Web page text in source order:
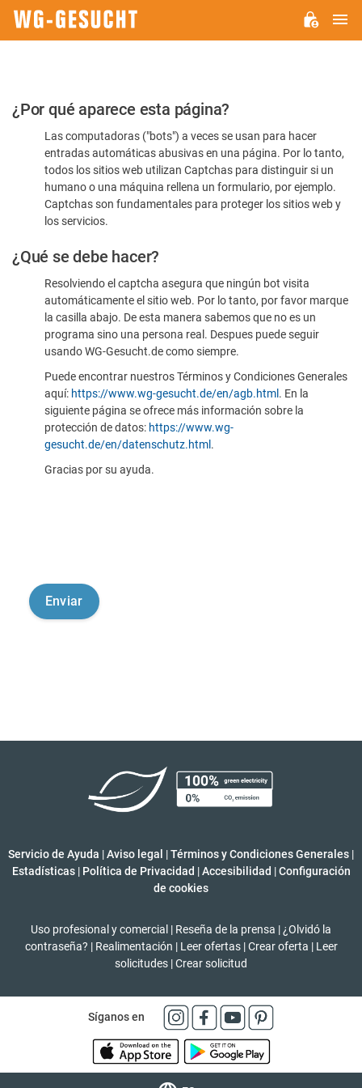
Por
favor,
confirme
humano
¿Por qué aparece esta página?
Las computadoras ("bots") a veces se usan para hacer
entradas automáticas abusivas en una página. Por lo tanto,
todos los sitios web utilizan Captchas para distinguir si un
humano o una máquina rellena un formulario, por ejemplo.
Captchas son fundamentales para proteger los sitios web y
los servicios.
¿Qué se debe hacer?
Resolviendo el captcha asegura que ningún bot visita
automáticamente el sitio web. Por lo tanto, por favor marque
la casilla abajo. De esta manera sabemos que no es un
programa sino una persona real. Despues puede seguir
usando WG-Gesucht.de como siempre.
Puede encontrar nuestros Términos y Condiciones Generales
aquí: https://www.wg-gesucht.de/en/agb.html . En la
siguiente página se ofrece más información sobre la
protección de datos: https://www.wg-
gesucht.de/en/datenschutz.html .
Gracias por su ayuda.
Servicio de Ayuda |Aviso legal |Términos y Condiciones Generales |
Estadísticas | Política de Privacidad | Accesibilidad | Configuración
de cookies
Uso profesional y comercial | Reseña de la prensa | ¿Olvidó la
contraseña? | Realimentación | Leer ofertas | Crear oferta | Leer
solicitudes |Crear solicitud
Síganos en